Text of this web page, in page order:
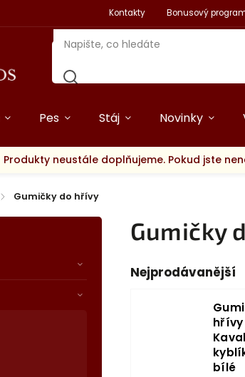
Kontakty Bonusový
Pes Stáj Novinky
Produkty neustále doplňujeme. Pokud jste
/ Gumičky do hřívy
Gumičky
Nejprodávanější
hřívy
bílé